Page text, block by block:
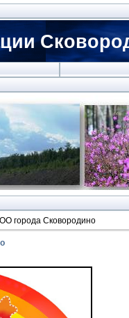
города Сковородино